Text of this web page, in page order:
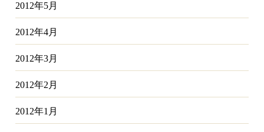
2012年5月
2012年4月
2012年3月
2012年2月
2012年1月